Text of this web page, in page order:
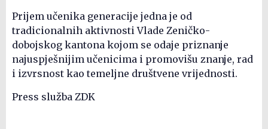
Prijem učenika generacije jedna je od
tradicionalnih aktivnosti Vlade Zeničko-
dobojskog kantona kojom se odaje priznanje
najuspješnijim učenicima i promovišu znanje, rad
i izvrsnost kao temeljne društvene vrijednosti.
Press služba ZDK